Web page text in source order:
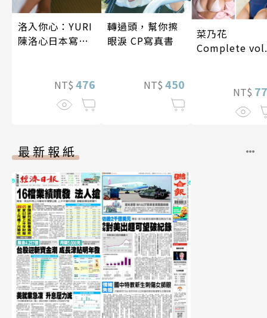
洛入你心：YURI
陳洛心日本寫真
NT$ 476
轉過頭，幫你擦
眼淚 CP寫真書
NT$ 450
菜乃花
Complete
NT$
最新報紙